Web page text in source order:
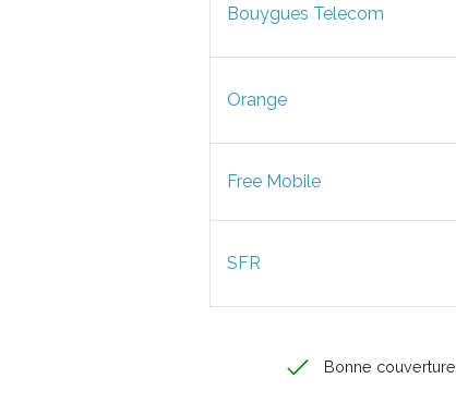
Bouygues Telecom
Orange
Free Mobile
SFR
Bonne couverture